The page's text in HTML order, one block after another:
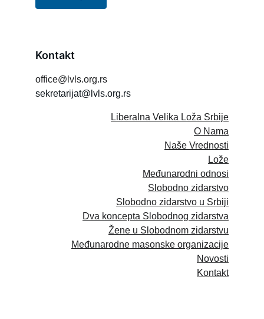
Kontakt
office@lvls.org.rs
sekretarijat@lvls.org.rs
Liberalna Velika Loža Srbije
O Nama
Naše Vrednosti
Lože
Međunarodni odnosi
Slobodno zidarstvo
Slobodno zidarstvo u Srbiji
Dva koncepta Slobodnog zidarstva
Žene u Slobodnom zidarstvu
Međunarodne masonske organizacije
Novosti
Kontakt